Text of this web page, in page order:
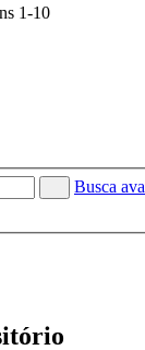
1-10
Busca